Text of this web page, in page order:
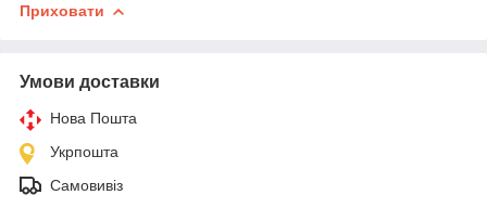
Приховати
Умови доставки
Нова Пошта
Укрпошта
Самовивіз